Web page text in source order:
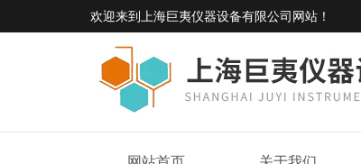
欢迎来到 上海巨夷仪器设备有限公司网站 ！